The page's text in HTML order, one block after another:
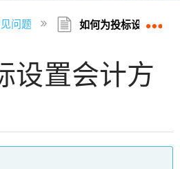
层次
问题 如何为投标设置会计
设置会计方